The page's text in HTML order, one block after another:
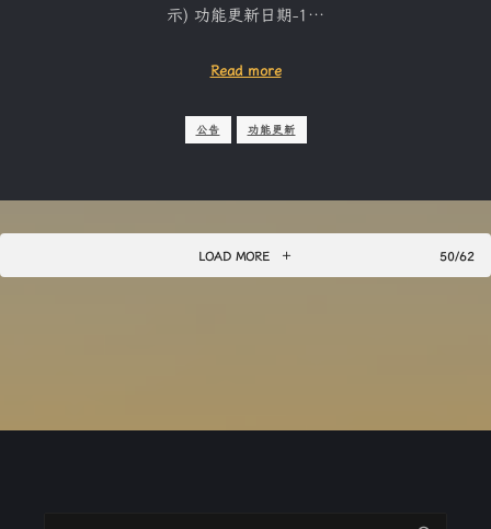
示) 功能更新日期-1…
Read more
公告 功能更新
LOAD MORE 50/62